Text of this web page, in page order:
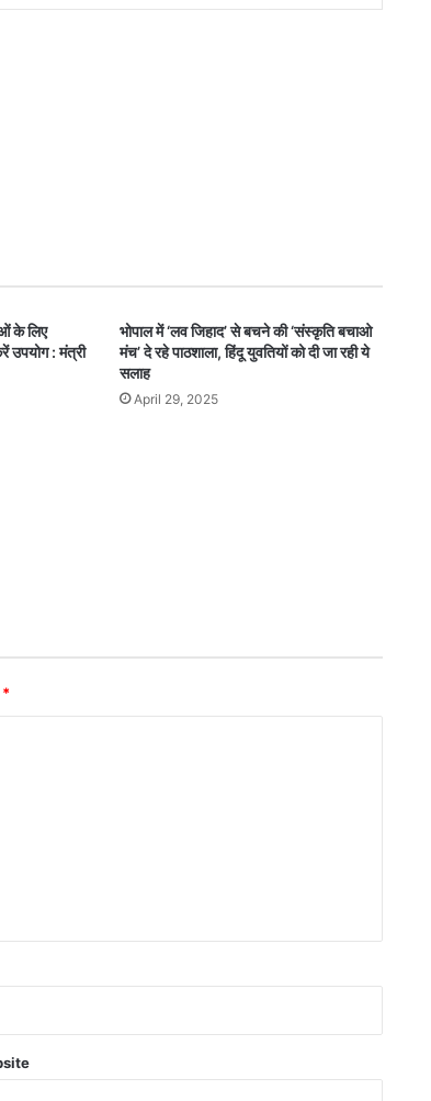
के लिए
: मंत्री
भोपाल में ‘लव जिहाद’ से बचने की ‘संस्कृति बचाओ
मंच’ दे रहे पाठशाला, हिंदू युवतियों को दी जा रही ये
सलाह
April 29, 2025
*